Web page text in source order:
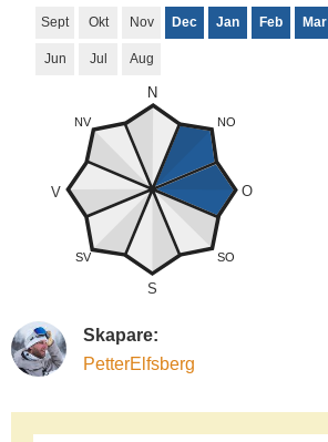
Sept Okt Nov Dec Jan Feb Mar
Jun Jul Aug
NV
V
SV
S
SO
O
NO
N
Skapare:
PetterElfsberg